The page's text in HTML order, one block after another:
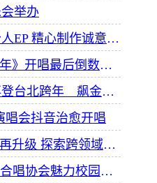
举办
虞书欣生日当天发行首张个人EP 精心制作诚意满满
港台麋先生《WE 我们的十年》开唱最后倒数 惊喜释出10周年纪念单曲宠粉
文艺天后刘若英睽违15年再登台北跨年 飙金嗓演唱经典招牌歌掀回忆杀
唱会抖音治愈开唱
《光·遇》x网易云音乐合作再升级 探索跨领域社交新体验
“唱响新时代”第十三届中国合唱协会魅力校园合唱展演开幕